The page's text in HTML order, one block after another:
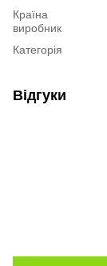
Країна
виробник
Категорія
Відгуки